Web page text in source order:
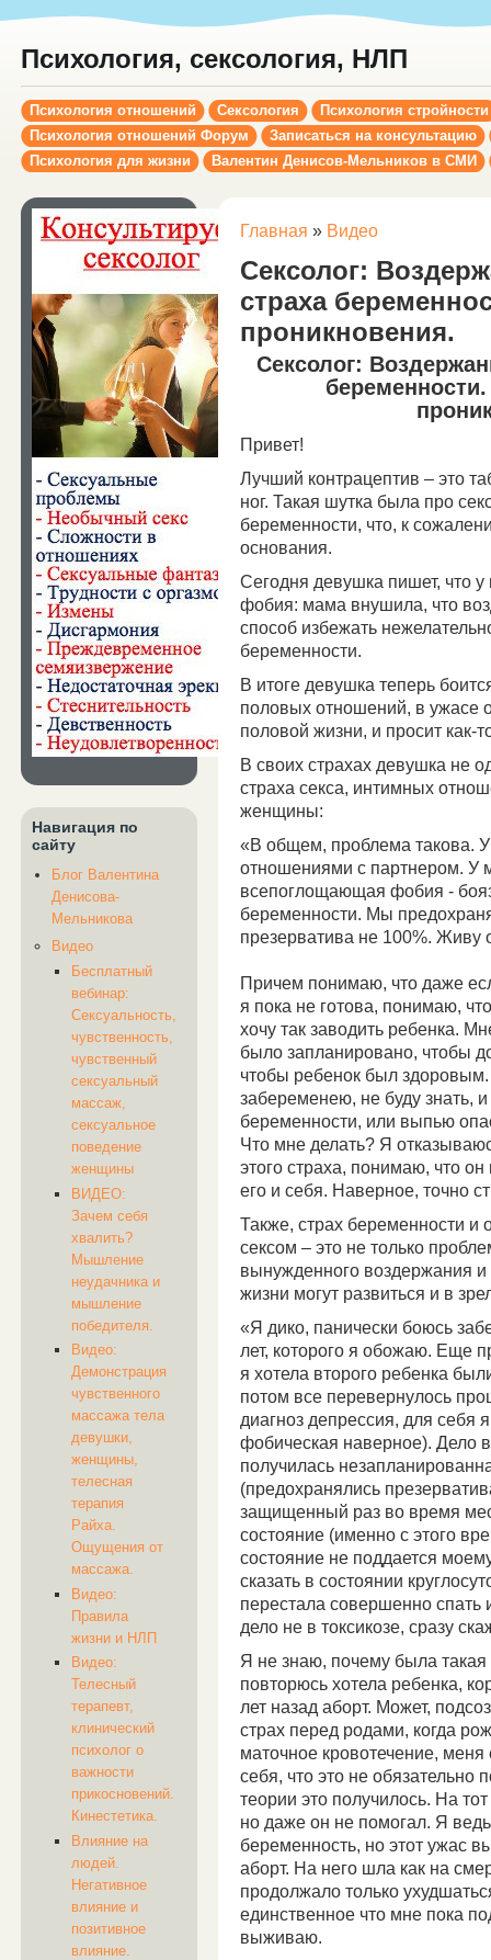
Психология, сексология, НЛП
Психология отношений Сексология
Психология стройности
Психология отношений Форум
Записаться на консультацию
Психология для жизни
Валентин Денисов-Мельников в СМИ
Навигация по
сайту
Блог Валентина
Денисова-
Мельникова
Видео
Бесплатный
вебинар:
Сексуальность,
чувственность,
чувственный
сексуальный
массаж,
сексуальное
поведение
женщины
ВИДЕО:
Зачем себя
хвалить?
Мышление
неудачника и
мышление
победителя.
Видео:
Демонстрация
чувственного
массажа тела
девушки,
женщины,
телесная
терапия
Райха.
Ощущения от
массажа.
Видео:
Правила
жизни и НЛП
Видео:
Телесный
терапевт,
клинический
психолог о
важности
прикосновений.
Кинестетика.
Влияние на
людей.
Негативное
влияние и
позитивное
влияние.
Главная » Видео
Сексолог:
страха
проникновения.
Сексолог:
беременности.
Привет!
Лучший контрацептив – это
ног. Такая шутка была про
беременности, что, к
основания.
Сегодня девушка пишет, что у
фобия: мама внушила, что
способ избежать
беременности.
В итоге девушка теперь
половых отношений, в ужасе
половой жизни, и просит как-
В своих страхах девушка не
страха секса, интимных
женщины:
«В общем, проблема такова.
отношениями с партнером. У
всепоглощающая фобия -
беременности. Мы
презерватива не 100%. Живу
Причем понимаю, что даже
я пока не готова, понимаю,
хочу так заводить ребенка.
было запланировано, чтобы
чтобы ребенок был здоровым.
забеременею, не буду знать,
беременности, или выпью
Что мне делать? Я
этого страха, понимаю, что
его и себя. Наверное, точно
Также, страх беременности и
сексом – это не только
вынужденного воздержания и
жизни могут развиться и в
«Я дико, панически боюсь
лет, которого я обожаю. Еще
я хотела второго ребенка
потом все перевернулось
диагноз депрессия, для себя
фобическая наверное). Дело
получилась
(предохранялись
защищенный раз во время
состояние (именно с этого
состояние не поддается
сказать в состоянии
перестала совершенно спать
дело не в токсикозе, сразу
Я не знаю, почему была такая
повторюсь хотела ребенка,
лет назад аборт. Может,
страх перед родами, когда
маточное кровотечение,
себя, что это не обязательно
теории это получилось. На
но даже он не помогал. Я
беременность, но этот ужас
аборт. На него шла как на
продолжало только
единственное что мне пока
выживаю.